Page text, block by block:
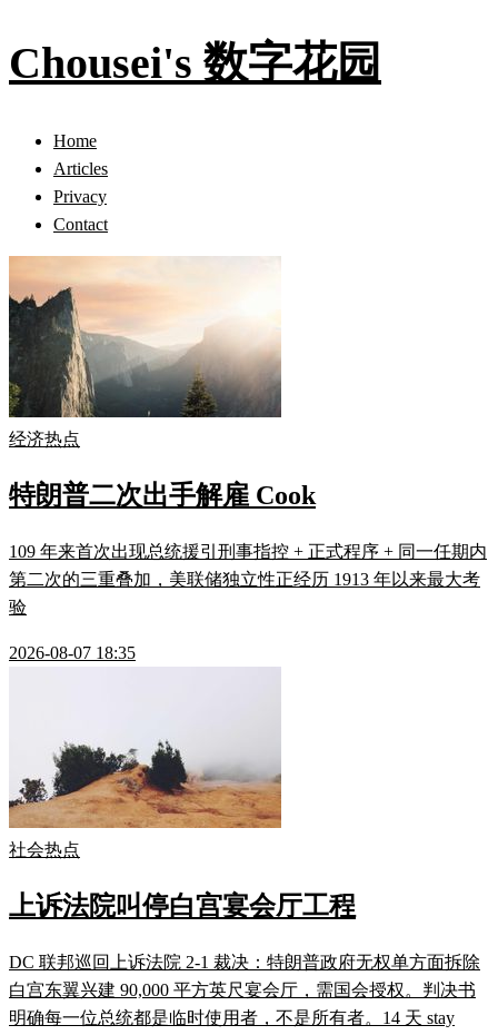
Chousei's 数字花园
Home
Articles
Privacy
Contact
经济热点
特朗普二次出手解雇 Cook
109 年来首次出现总统援引刑事指控 + 正式程序 + 同一任期内
第二次的三重叠加，美联储独立性正经历 1913 年以来最大考
验
2026-08-07 18:35
社会热点
上诉法院叫停白宫宴会厅工程
DC 联邦巡回上诉法院 2-1 裁决：特朗普政府无权单方面拆除
白宫东翼兴建 90,000 平方英尺宴会厅，需国会授权。判决书
明确每一位总统都是临时使用者，不是所有者。14 天 stay